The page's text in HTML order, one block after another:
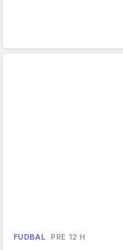
FUDBAL PRE 12 H